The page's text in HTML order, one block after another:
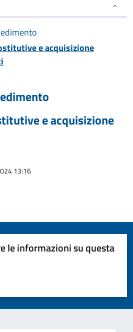
e acquisizione
e acquisizione
13:16
le informazioni su questa
stelle su 5
su 5
5